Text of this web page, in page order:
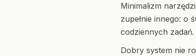
Minimalizm
zupełnie innego: o
codziennych zadań.
Dobry system nie